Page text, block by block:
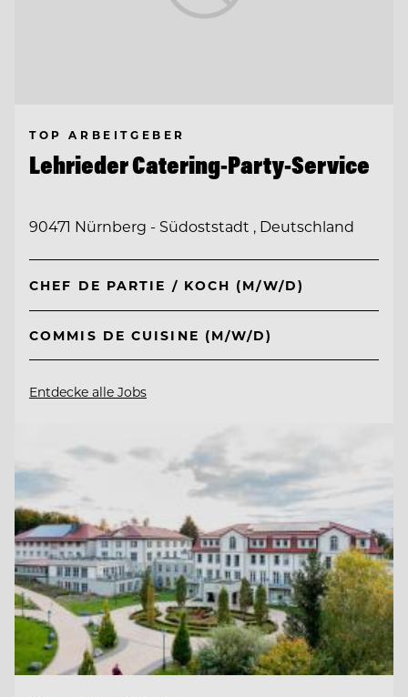
TOP ARBEITGEBER
Lehrieder Catering-Party-Service
90471 Nürnberg - Südoststadt , Deutschland
CHEF DE PARTIE / KOCH (M/W/D)
COMMIS DE CUISINE (M/W/D)
Entdecke alle Jobs